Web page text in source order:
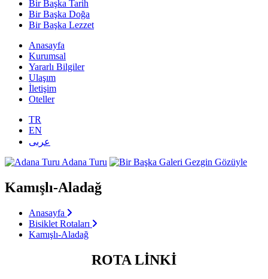
Bir Başka Tarih
Bir Başka Doğa
Bir Başka Lezzet
Anasayfa
Kurumsal
Yararlı Bilgiler
Ulaşım
İletişim
Oteller
TR
EN
عربى
Adana Turu
Gezgin Gözüyle
Kamışlı-Aladağ
Anasayfa
Bisiklet Rotaları
Kamışlı-Aladağ
ROTA LİNKİ